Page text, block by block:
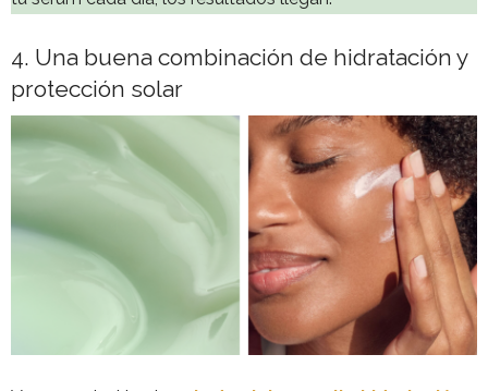
4. Una buena combinación de hidratación y
protección solar